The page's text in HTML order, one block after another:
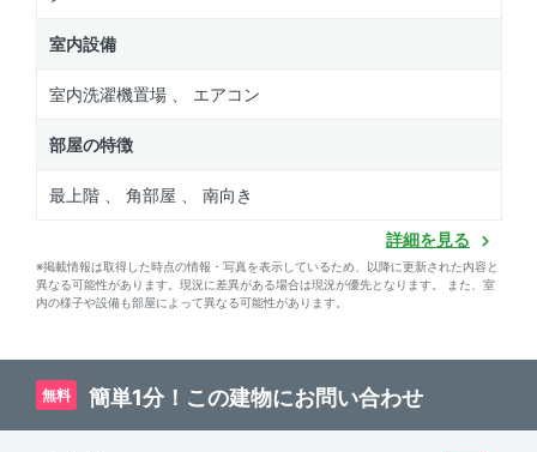
室内設備
室内洗濯機置場 、 エアコン
部屋の特徴
最上階 、 角部屋 、 南向き
詳細を見る
※掲載情報は取得した時点の情報・写真を表示しているため、以降に更新された内容と
異なる可能性があります。現況に差異がある場合は現況が優先となります。 また、室
内の様子や設備も部屋によって異なる可能性があります。
無料 簡単1分！この建物にお問い合わせ